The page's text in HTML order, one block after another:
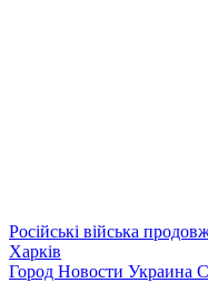
Російські війська
Харків
Город Новости Украина